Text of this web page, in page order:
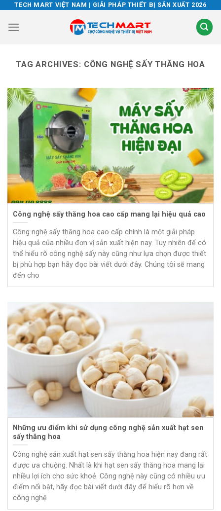
Skip
content
TECH MART VIỆT NAM | GIẢI PHÁP THIẾT BỊ SẢN XUẤT 2026
TAG ARCHIVES: CÔNG NGHỆ SẤY THĂNG HOA
Công nghệ sấy thăng hoa cao cấp mang lại hiệu quả cao
Công nghệ sấy thăng hoa cao cấp chính là một giải pháp
hiệu quả của nhiều đơn vị sản xuất hiện nay. Tuy nhiên để có
thể hiểu rõ công nghệ sấy này cũng như lựa chọn được thiết
bị phù hợp bạn hãy đọc bài viết dưới đây. Chúng tôi sẽ mang
đến cho
Những ưu điểm khi sử dụng công nghệ sản xuất hạt sen
sấy thăng hoa
Công nghệ sản xuất hạt sen sấy thăng hoa hiện nay đang rất
được ưa chuộng. Nhất là khi hạt sen sấy thăng hoa mang lại
nhiều lợi ích cho sức khoẻ. Công nghệ này cũng có nhiều ưu
điểm nổi bật, hãy đọc bài viết dưới đây để hiểu rõ hơn về
công nghệ